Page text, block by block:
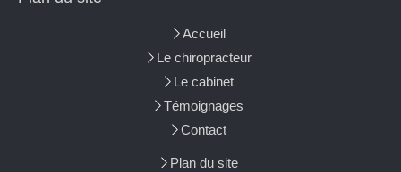
Accueil
Le chiropracteur
Le cabinet
Témoignages
Contact
Plan du site